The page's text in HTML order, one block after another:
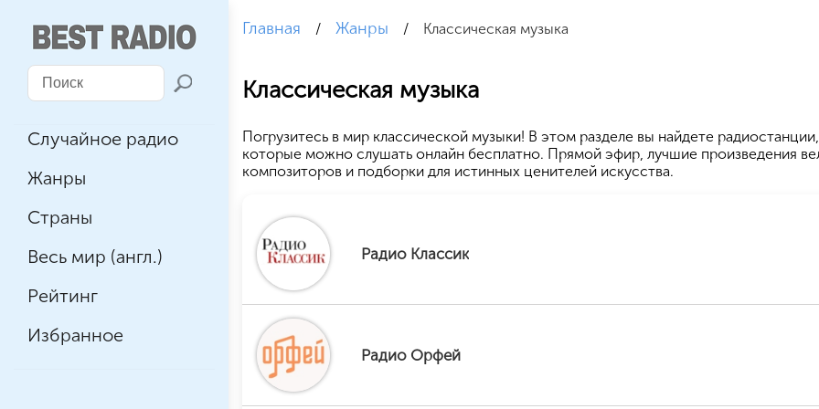
Случайное радио
Жанры
Страны
Весь мир (англ.)
Рейтинг
Избранное
Главная / Жанры / Классическая музыка
Классическая музыка
Погрузитесь в мир классической музыки! В этом разделе вы найдете радиостанции,
которые можно слушать онлайн бесплатно. Прямой эфир, лучшие произведения
композиторов и подборки для истинных ценителей искусства.
Радио Классик
Радио Орфей